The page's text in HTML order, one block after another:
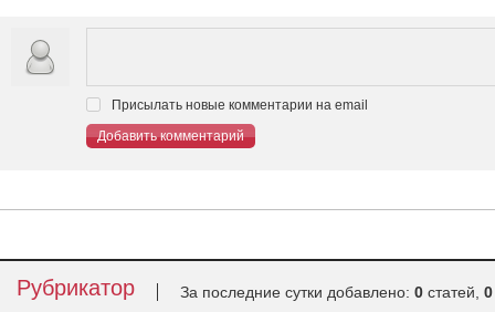
Присылать новые комментарии на email
Добавить комментарий
Рубрикатор За последние сутки добавлено: 0 статей, 0